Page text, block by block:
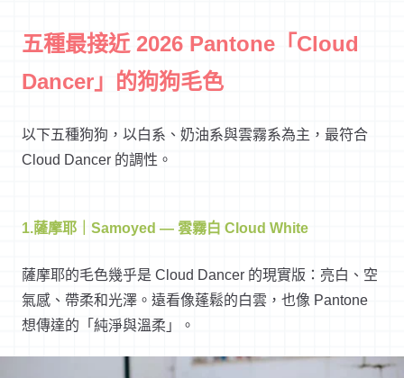
五種最接近 2026 Pantone「Cloud
Dancer」的狗狗毛色
以下五種狗狗，以白系、奶油系與雲霧系為主，最符合
Cloud Dancer 的調性。
1.薩摩耶｜Samoyed — 雲霧白 Cloud White
薩摩耶的毛色幾乎是 Cloud Dancer 的現實版：亮白、空
氣感、帶柔和光澤。遠看像蓬鬆的白雲，也像 Pantone
想傳達的「純淨與溫柔」。